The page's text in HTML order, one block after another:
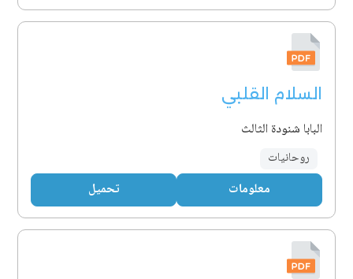
السلام القلبي
البابا شنودة الثالث
روحانيات
معلومات تحميل